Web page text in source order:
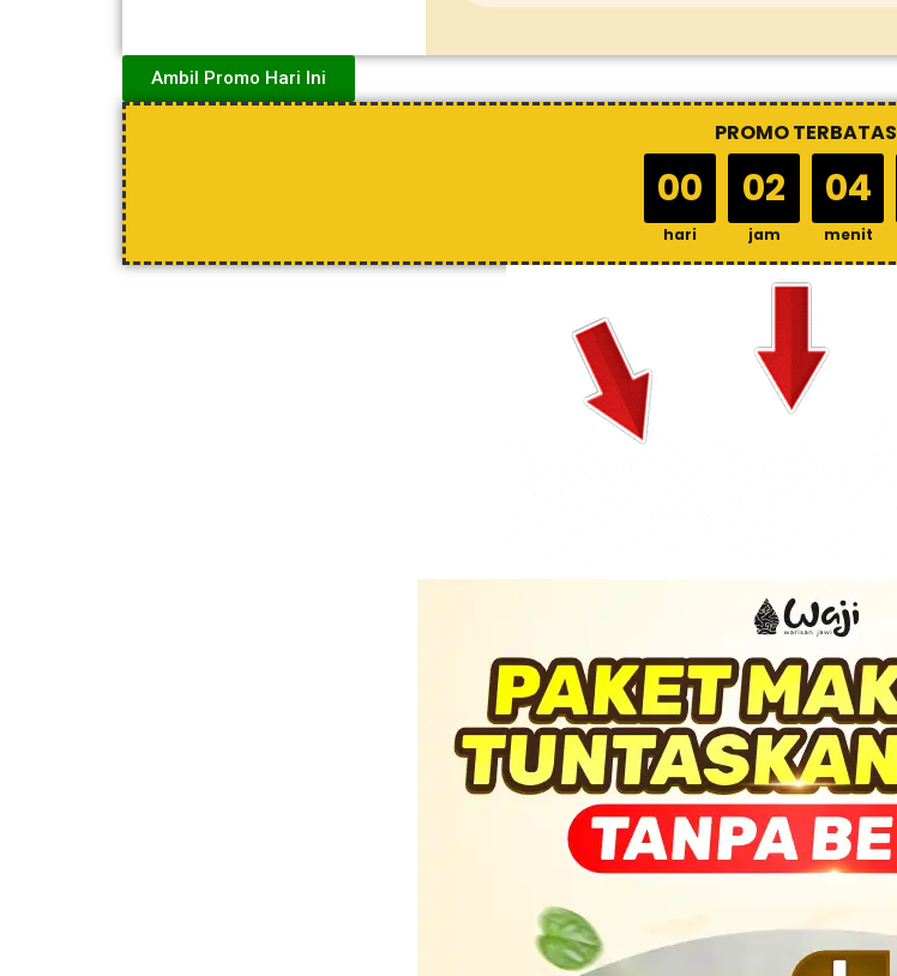
Ambil Promo Hari Ini
PROMO TERBATAS
00
hari
02
jam
04
menit